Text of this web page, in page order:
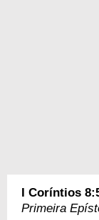
I Coríntios
Primeira